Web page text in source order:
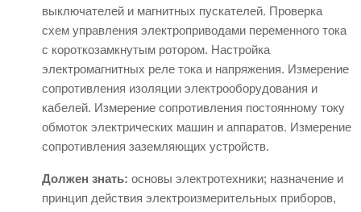
выключателей и магнитных пускателей. Проверка
схем управления электроприводами переменного тока
с короткозамкнутым ротором. Настройка
электромагнитных реле тока и напряжения. Измерение
сопротивления изоляции электрооборудования и
кабелей. Измерение сопротивления постоянному току
обмоток электрических машин и аппаратов. Измерение
сопротивления заземляющих устройств.
Должен знать: основы электротехники; назначение и
принцип действия электроизмерительных приборов,